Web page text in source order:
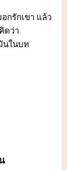
กรักเขา แล้ว
ดว่า
นในบท